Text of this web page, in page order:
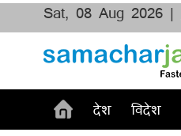
Sat, 08 Aug 2026 |
देश विदेश